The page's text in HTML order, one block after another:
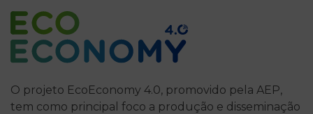
O projeto EcoEconomy 4.0, promovido pela AEP,
tem como principal foco a produção e disseminação